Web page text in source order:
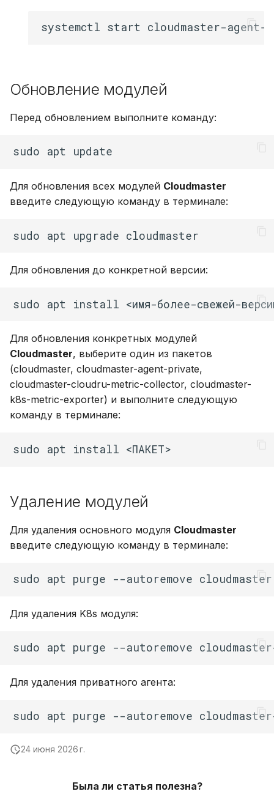
Обновление модулей
Перед обновлением выполните команду:
Для обновления всех модулей Cloudmaster
введите следующую команду в терминале:
Для обновления до конкретной версии:
Для обновления конкретных модулей
Cloudmaster, выберите один из пакетов
(cloudmaster, cloudmaster-agent-private,
cloudmaster-cloudru-metric-collector, cloudmaster-
k8s-metric-exporter) и выполните следующую
команду в терминале:
Удаление модулей
Для удаления основного модуля Cloudmaster
введите следующую команду в терминале:
Для удаления K8s модуля:
Для удаления приватного агента:
24 июня 2026 г.
Была ли статья полезна?